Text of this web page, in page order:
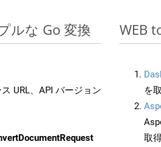
ルな Go 変換
URL、API バージョン
WEB
を
取